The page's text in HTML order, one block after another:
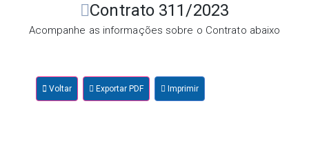
Contrato 311/2023
Acompanhe as informações sobre o Contrato abaixo
Voltar Exportar PDF Imprimir